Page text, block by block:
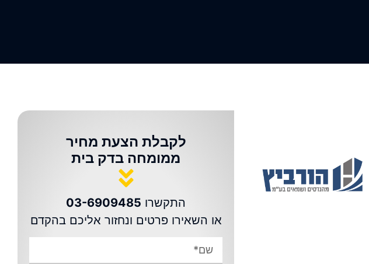
לקבלת הצעת מחיר
ממומחה בדק בית
התקשרו 03-6909485
או השאירו פרטים ונחזור אליכם בהקדם